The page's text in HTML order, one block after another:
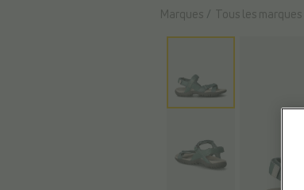
Marques Tous les marques